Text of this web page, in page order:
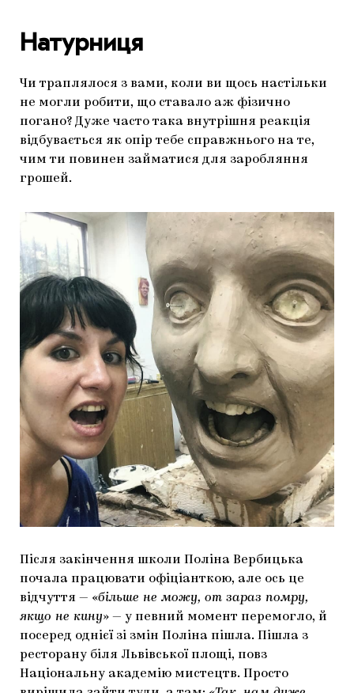
Натурниця
Чи траплялося з вами, коли ви щось настільки
не могли робити, що ставало аж фізично
погано? Дуже часто така внутрішня реакція
відбувається як опір тебе справжнього на те,
чим ти повинен займатися для заробляння
грошей.
Після закінчення школи Поліна Вербицька
почала працювати офіціанткою, але ось це
відчуття — «більше не можу, от зараз помру,
якщо не кину» — у певний момент перемогло, й
посеред однієї зі змін Поліна пішла. Пішла з
ресторану біля Львівської площі, повз
Національну академію мистецтв. Просто